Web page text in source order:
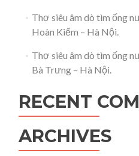
Thợ siêu âm dò tìm ống
Hoàn Kiếm – Hà Nội.
Thợ siêu âm dò tìm ống
Bà Trưng – Hà Nội.
RECENT
ARCHIVES